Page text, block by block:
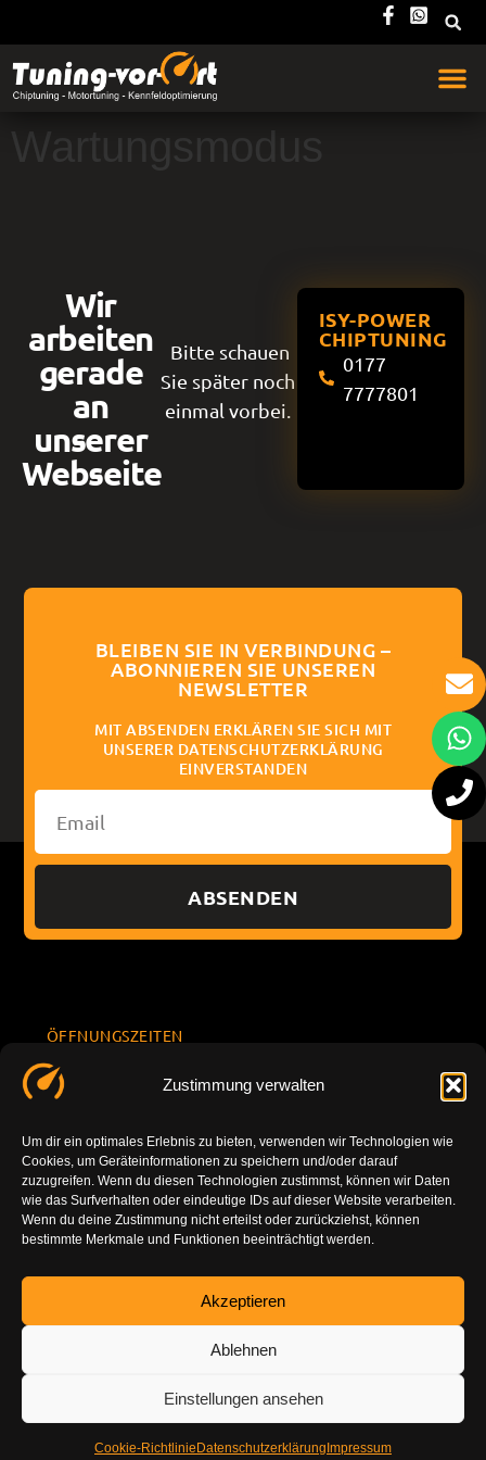
Zustimmung verwalten
Um dir ein optimales Erlebnis zu bieten, verwenden wir Technologien wie
Cookies, um Geräteinformationen zu speichern und/oder darauf
zuzugreifen. Wenn du diesen Technologien zustimmst, können wir Daten
wie das Surfverhalten oder eindeutige IDs auf dieser Website verarbeiten.
Wenn du deine Zustimmung nicht erteilst oder zurückziehst, können
bestimmte Merkmale und Funktionen beeinträchtigt werden.
Akzeptieren
Ablehnen
Einstellungen ansehen
Cookie-Richtlinie Datenschutzerklärung Impressum
Wartungsmodus
Wir
arbeiten
gerade
an
unserer
Webseite
Bitte schauen
Sie später noch
einmal vorbei.
ISY-POWER
CHIPTUNING
0177
7777801
BLEIBEN SIE IN VERBINDUNG –
ABONNIEREN SIE UNSEREN
NEWSLETTER
MIT ABSENDEN ERKLÄREN SIE SICH MIT
UNSERER DATENSCHUTZERKLÄRUNG
EINVERSTANDEN
ABSENDEN
ÖFFNUNGSZEITEN
Sa. 10.00 -
14.00
So.
geschlossen
INFORMATION
7777801
info@tuning-
vor-ort.com
DE-86179
g
Impressu
m